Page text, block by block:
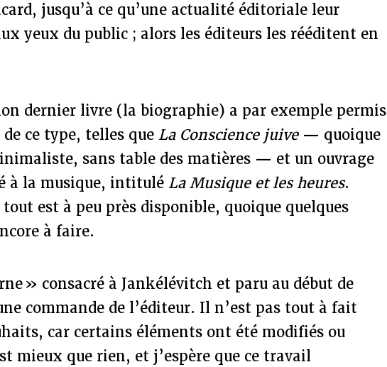
jusqu’à ce qu’une actualité éditoriale leur
yeux du public ; alors les éditeurs les rééditent en
dernier livre (la biographie) a par exemple permis
ce type, telles que La Conscience juive — quoique
sans table des matières — et un ouvrage
à la musique, intitulé La Musique et les heures.
est à peu près disponible, quoique quelques
à faire.
» consacré à Jankélévitch et paru au début de
commande de l’éditeur. Il n’est pas tout à fait
car certains éléments ont été modifiés ou
mieux que rien, et j’espère que ce travail